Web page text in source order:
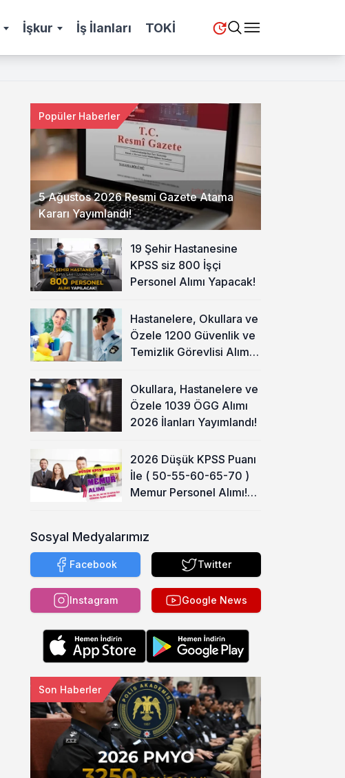
İşkur İş İlanları TOKİ
5 Ağustos 2026 Resmi Gazete Atama
Kararı Yayımlandı!
Popüler Haberler
19 Şehir Hastanesine
KPSS siz 800 İşçi
Personel Alımı Yapacak!
Hastanelere, Okullara ve
Özele 1200 Güvenlik ve
Temizlik Görevlisi Alımı
Okullara, Hastanelere ve
Özele 1039 ÖGG Alımı
2026 İlanları Yayımlandı!
2026 Düşük KPSS Puanı
İle ( 50-55-60-65-70 )
Memur Personel Alımı!
Sosyal Medyalarımız
Facebook Twitter
Instagram Google News
Son Haberler